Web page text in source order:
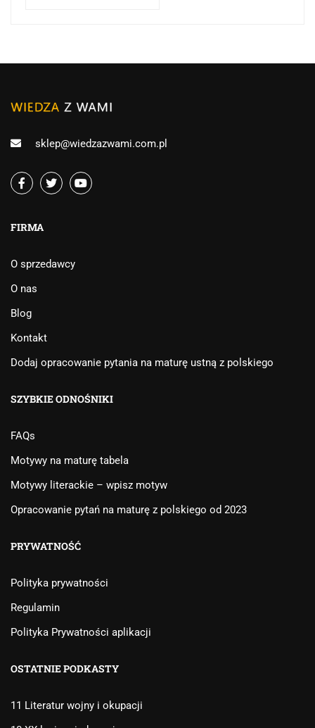
sklep@wiedzazwami.com.pl
FIRMA
O sprzedawcy
O nas
Blog
Kontakt
Dodaj opracowanie pytania na maturę ustną z polskiego
SZYBKIE ODNOŚNIKI
FAQs
Motywy na maturę tabela
Motywy literackie – wpisz motyw
Opracowanie pytań na maturę z polskiego od 2023
PRYWATNOŚĆ
Polityka prywatności
Regulamin
Polityka Prywatności aplikacji
OSTATNIE PODKASTY
11 Literatur wojny i okupacji